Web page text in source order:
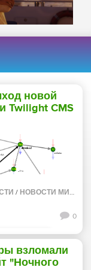
новой
Twilight CMS
бизнес-
-
/ НОВОСТИ МИРА ИНТЕРНЕТ
0
дальше
взломали
"Ночного